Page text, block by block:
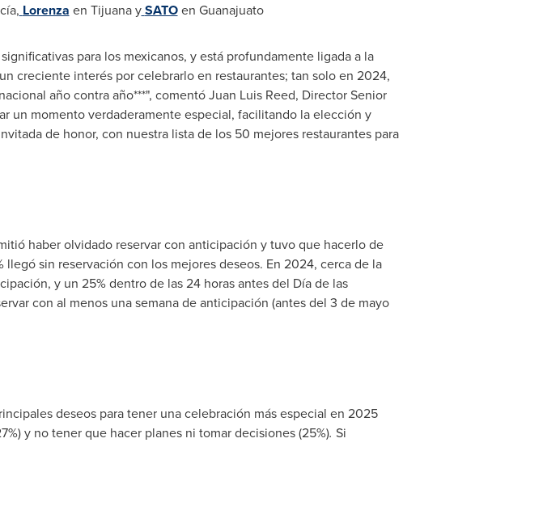
Lorenza en Tijuanay SATOen Guanajuato
para los mexicanos, y está profundamente ligada a la
creciente interés por celebrarlo en restaurantes; tan solo en 2024,
año contra año***", comentóJuan Luis Reed, Director Senior
un momento verdaderamente especial, facilitando la elección y
de honor, con nuestra lista de los 50 mejores restaurantes para
haber olvidado reservar con anticipación y tuvo que hacerlo de
sin reservación con los mejores deseos. En 2024, cerca de la
y un 25% dentro de las 24 horas antes del Día de las
con al menos una semana de anticipación (antes del 3 de mayo
deseos para tener una celebración más especial en 2025
y no tener que hacer planes ni tomar decisiones (25%). Si